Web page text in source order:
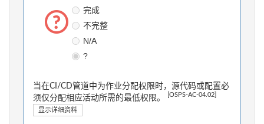
完成
不完整
N/A
?
当在CI/CD管道中为作业分配权限时，源代码或配置必
须仅分配相应活动所需的最低权限。
[OSPS-AC-04.02]
显示详细资料